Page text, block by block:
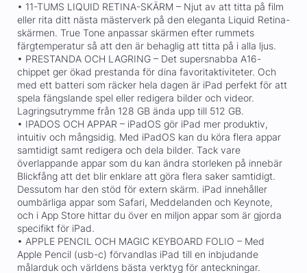
• 11-TUMS LIQUID RETINA-SKÄRM – Njut av att titta på film
eller rita ditt nästa mästerverk på den eleganta Liquid Retina-
skärmen. True Tone anpassar skärmen efter rummets
färgtemperatur så att den är behaglig att titta på i alla ljus.
• PRESTANDA OCH LAGRING – Det supersnabba A16-
chippet ger ökad prestanda för dina favoritaktiviteter. Och
med ett batteri som räcker hela dagen är iPad perfekt för att
spela fängslande spel eller redigera bilder och videor.
Lagringsutrymme från 128 GB ända upp till 512 GB.
• IPADOS OCH APPAR – iPadOS gör iPad mer produktiv,
intuitiv och mångsidig. Med iPadOS kan du köra flera appar
samtidigt samt redigera och dela bilder. Tack vare
överlappande appar som du kan ändra storleken på innebär
Blickfång att det blir enklare att göra flera saker samtidigt.
Dessutom har den stöd för extern skärm. iPad innehåller
oumbärliga appar som Safari, Meddelanden och Keynote,
och i App Store hittar du över en miljon appar som är gjorda
specifikt för iPad.
• APPLE PENCIL OCH MAGIC KEYBOARD FOLIO – Med
Apple Pencil (usb-c) förvandlas iPad till en inbjudande
målarduk och världens bästa verktyg för anteckningar.